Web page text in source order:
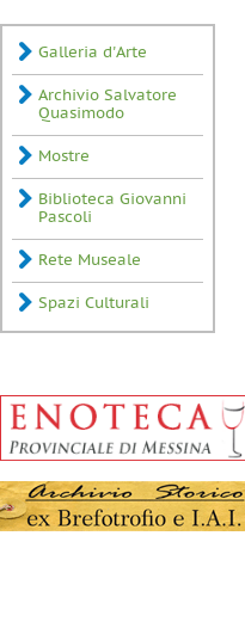
Galleria d'Arte
Archivio Salvatore
Quasimodo
Mostre
Biblioteca Giovanni
Pascoli
Rete Museale
Spazi Culturali